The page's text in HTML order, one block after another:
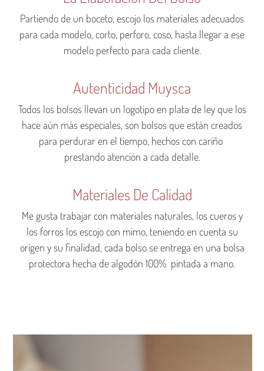
Partiendo de un boceto, escojo los materiales adecuados
para cada modelo, corto, perforo, coso, hasta llegar a ese
modelo perfecto para cada cliente.
Autenticidad Muysca
Todos los bolsos llevan un logotipo en plata de ley que los
hace aún más especiales, son bolsos que están creados
para perdurar en el tiempo, hechos con cariño
prestando atención a cada detalle.
Materiales De Calidad
Me gusta trabajar con materiales naturales, los cueros y
los forros los escojo con mimo, teniendo en cuenta su
origen y su finalidad, cada bolso se entrega en una bolsa
protectora hecha de algodón 100% pintada a mano.